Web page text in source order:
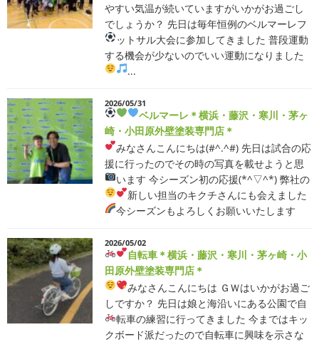
やすい気温が続いていますがいかがお過ごし
でしょうか？ 先日は毎年恒例のベルマーレフ
ットサル大会に参加してきました 普段運動
する機会が少ないのでいい運動になりました
...
2026/05/31
ベルマーレ ＊横浜・藤沢・寒川・茅ヶ
崎・小田原外壁塗装専門店＊
みなさんこんにちは(#^.^#)先日は試合の応
援に行ったのでその時の写真を載せようと思
います 今シーズン初の応援(*^▽^*) 弊社の
新しい担当のキクチさんにも会えました
今シーズンもよろしくお願いいたします
2026/05/02
自転車＊横浜・藤沢・寒川・茅ヶ崎・小
田原外壁塗装専門店＊
みなさんこんにちは ＧＷはいかがお過ご
しですか？ 先日は娘と海沿いにある公園で自
転車の練習に行ってきました 今まではキッ
クボード派だったので自転車に興味を示さな